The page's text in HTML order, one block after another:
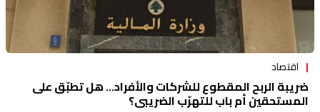
اقتصاد
ضريبة الربح المقطوع للشركات والأفراد... هل تطبّق على
المستحقين أم باب للتهرّب الضريبي؟